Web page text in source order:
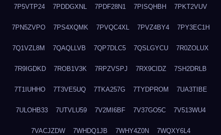
7P5VTP24 7PDDGXNL 7PDF28N1 7PISQHBH 7PKT2VUV
7PN5ZVPO 7PS4XQMK 7PVQC4XL 7PVZ4BY4 7PY3EC1H
7Q1VZL8M 7QAQLLVB 7QP7DLC5 7QSLGYCU 7R0ZOLUX
7R9IGDKD 7ROB1V3K 7RPZVSPJ 7RX9CIDZ 7SH2DRLB
7T1IUHHO 7T3VE5UQ 7TKA257G 7TYDPROM 7UA3TIBE
7ULOHB33 7UTVLU59 7V2MI6BF 7V37GO5C 7V513WU4
7VACJZDW 7WHDQ1JB 7WHY4Z0N 7WQXY6L4